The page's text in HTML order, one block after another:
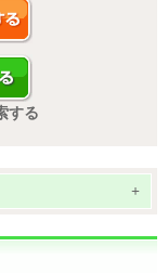
する
+